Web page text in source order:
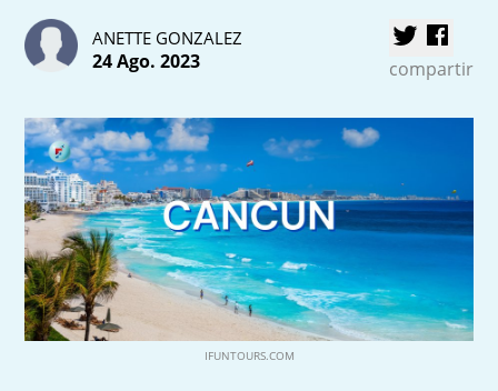
ANETTE GONZALEZ
24 Ago. 2023 compartir
IFUNTOURS.COM